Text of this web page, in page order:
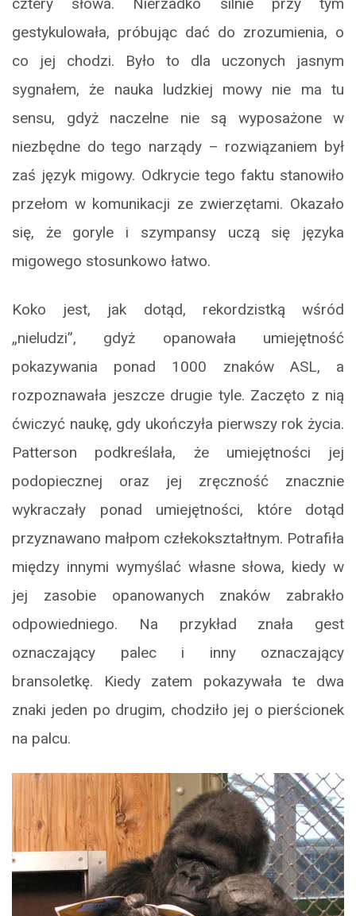
gestykulowała, próbując dać do zrozumienia, o
co jej chodzi. Było to dla uczonych jasnym
sygnałem, że nauka ludzkiej mowy nie ma tu
sensu, gdyż naczelne nie są wyposażone w
niezbędne do tego narządy – rozwiązaniem był
zaś język migowy. Odkrycie tego faktu stanowiło
przełom w komunikacji ze zwierzętami. Okazało
się, że goryle i szympansy uczą się języka
migowego stosunkowo łatwo.
Koko jest, jak dotąd, rekordzistką wśród
„nieludzi”, gdyż opanowała umiejętność
pokazywania ponad 1000 znaków ASL, a
rozpoznawała jeszcze drugie tyle. Zaczęto z nią
ćwiczyć naukę, gdy ukończyła pierwszy rok życia.
Patterson podkreślała, że umiejętności jej
podopiecznej oraz jej zręczność znacznie
wykraczały ponad umiejętności, które dotąd
przyznawano małpom człekokształtnym. Potrafiła
między innymi wymyślać własne słowa, kiedy w
jej zasobie opanowanych znaków zabrakło
odpowiedniego. Na przykład znała gest
oznaczający palec i inny oznaczający
bransoletkę. Kiedy zatem pokazywała te dwa
znaki jeden po drugim, chodziło jej o pierścionek
na palcu.